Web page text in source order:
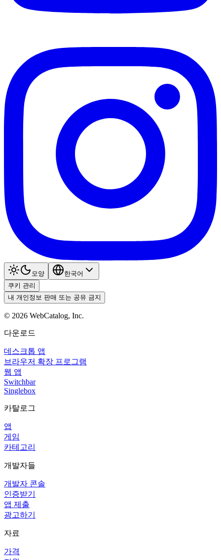
모양
한국어
쿠키 관리
내 개인정보 판매 또는 공유 금지
© 2026 WebCatalog, Inc.
다운로드
데스크톱 앱
브라우저 확장 프로그램
웹 앱
Switchbar
Singlebox
카탈로그
앱
게임
카테고리
개발자들
개발자 콘솔
인증받기
앱 제출
광고하기
자료
가격